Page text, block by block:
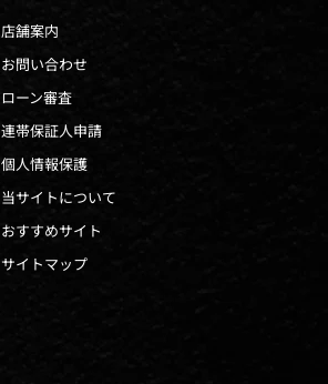
店舗案内
お問い合わせ
ローン審査
連帯保証人申請
個人情報保護
当サイトについて
おすすめサイト
サイトマップ